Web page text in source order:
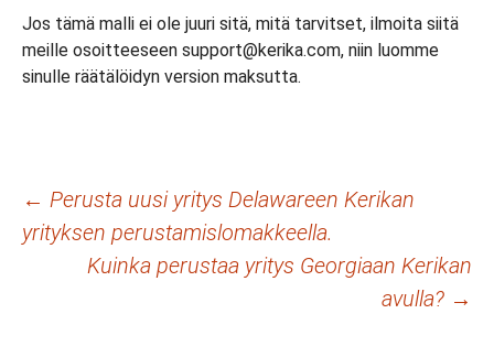
Jos tämä malli ei ole juuri sitä, mitä tarvitset, ilmoita siitä
meille osoitteeseen support@kerika.com, niin luomme
sinulle räätälöidyn version maksutta.
Artikkelien
selaus
← Perusta uusi yritys Delawareen Kerikan
yrityksen perustamislomakkeella.
Kuinka perustaa yritys Georgiaan Kerikan
avulla? →